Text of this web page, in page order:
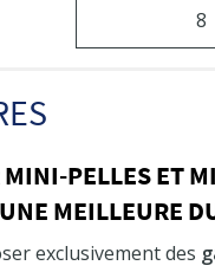
8
PELLES ET
MEILLEURE
exclusivement des